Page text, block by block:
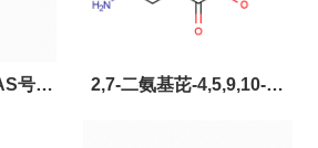
2,7-二氨基芘-4,5,9,10-四